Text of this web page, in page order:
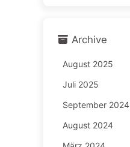
Archive
August 2025
Juli 2025
September 2024
August 2024